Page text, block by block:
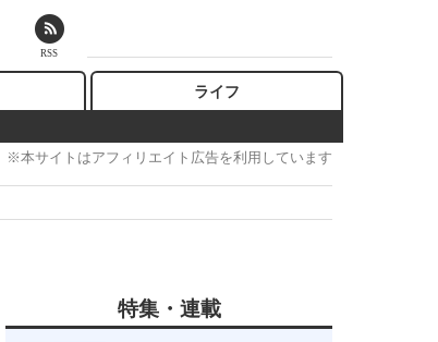
ライフ
※本サイトはアフィリエイト広告を利用しています
特集・連載
RSS